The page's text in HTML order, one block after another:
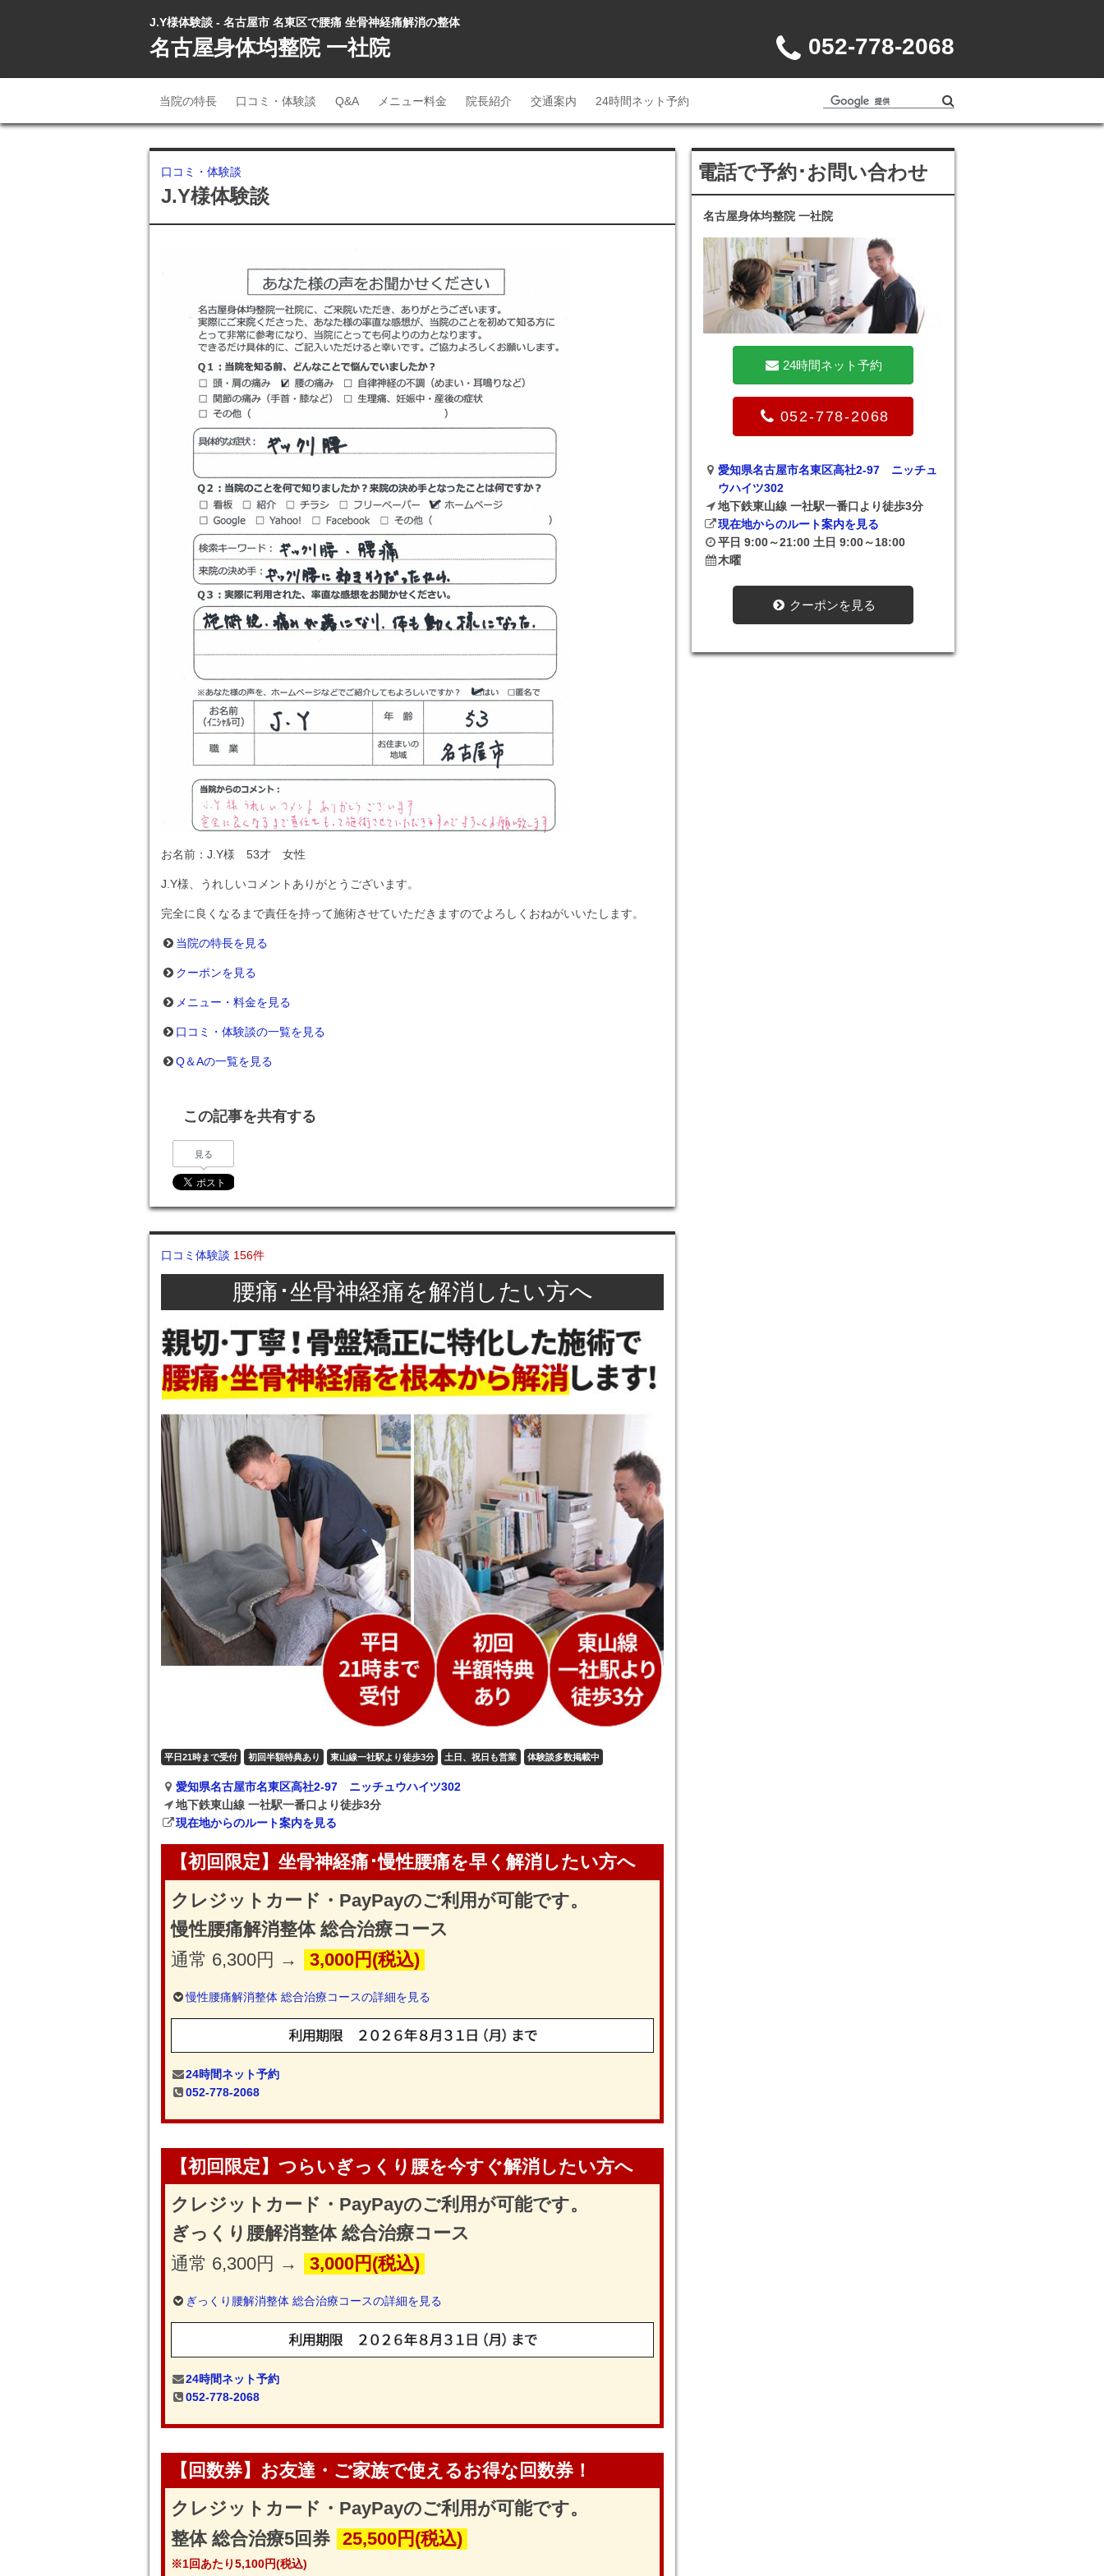
J.Y様体験談 - 名古屋市 名東区で腰痛 坐骨神経痛解消の整体
名古屋身体均整院 一社院 052-778-2068
当院の特長 口コミ・体験談 Q&A メニュー料金 院長紹介 交通案内 24時間ネット予約
口コミ・体験談
J.Y様体験談
お名前：J.Y様 53才 女性
J.Y様、うれしいコメントありがとうございます。
完全に良くなるまで責任を持って施術させていただきますのでよろしくおねがいいたします。
当院の特長を見る
クーポンを見る
メニュー・料金を見る
口コミ・体験談の一覧を見る
Q＆Aの一覧を見る
この記事を共有する
見る
口コミ体験談 156件
腰痛･坐骨神経痛を解消したい方へ
平日21時まで受付 初回半額特典あり 東山線一社駅より徒歩3分 土日、祝日も営業 体験談多数掲載中
愛知県名古屋市名東区高社2-97 ニッチュウハイツ302
地下鉄東山線 一社駅一番口より徒歩3分
現在地からのルート案内を見る
【初回限定】坐骨神経痛･慢性腰痛を早く解消したい方へ
クレジットカード・PayPayのご利用が可能です。
慢性腰痛解消整体 総合治療コース
通常 6,300円 →
3,000円(税込)
慢性腰痛解消整体 総合治療コースの詳細を見る
24時間ネット予約
052-778-2068
【初回限定】つらいぎっくり腰を今すぐ解消したい方へ
クレジットカード・PayPayのご利用が可能です。
ぎっくり腰解消整体 総合治療コース
通常 6,300円 →
3,000円(税込)
ぎっくり腰解消整体 総合治療コースの詳細を見る
24時間ネット予約
052-778-2068
【回数券】お友達・ご家族で使えるお得な回数券！
クレジットカード・PayPayのご利用が可能です。
整体 総合治療5回券 25,500円(税込)
※1回あたり5,100円(税込)
電話で予約･お問い合わせ
名古屋身体均整院 一社院
24時間ネット予約
052-778-2068
愛知県名古屋市名東区高社2-97 ニッチュ
ウハイツ302
地下鉄東山線 一社駅一番口より徒歩3分
現在地からのルート案内を見る
平日 9:00～21:00 土日 9:00～18:00
木曜
クーポンを見る